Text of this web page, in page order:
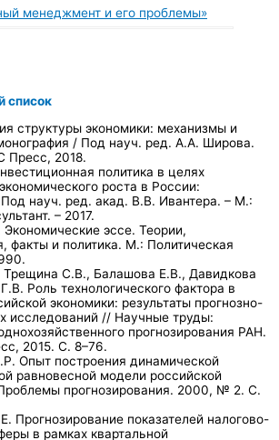
менеджмент и его проблемы»
список
структуры экономики: механизмы и
/ Под науч. ред. А.А. Широва.
Пресс, 2018.
политика в целях
роста в России:
науч. ред. акад. В.В. Ивантера. – М.:
– 2017.
эссе. Теории,
факты и политика. М.: Политическая
С.В., Балашова Е.В., Давидкова
Роль технологического фактора в
экономики: результаты прогнозно-
исследований // Научные труды:
прогнозирования РАН.
2015. С. 8–76.
Опыт построения динамической
равновесной модели российской
прогнозирования. 2000, № 2. С.
Прогнозирование показателей налогово-
в рамках квартальной